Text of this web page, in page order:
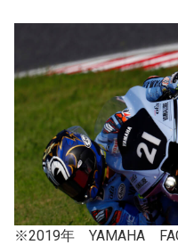
※2019年 YAMAHA